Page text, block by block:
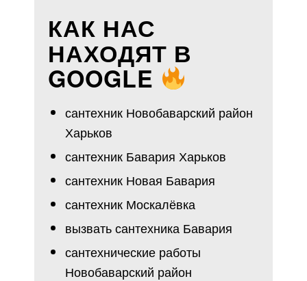
КАК НАС
НАХОДЯТ В
GOOGLE
сантехник Новобаварский район
Харьков
сантехник Бавария Харьков
сантехник Новая Бавария
сантехник Москалёвка
вызвать сантехника Бавария
сантехнические работы
Новобаварский район